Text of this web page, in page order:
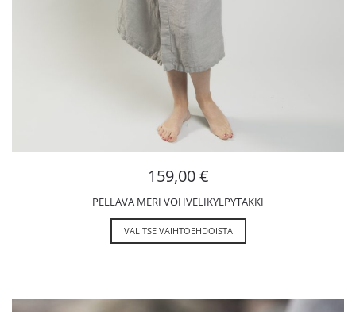
159,00€
PELLAVA MERI VOHVELIKYLPYTAKKI
VALITSE VAIHTOEHDOISTA